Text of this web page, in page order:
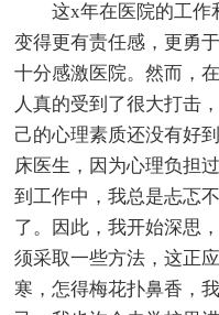
这x年在医院的工作
变得更有责任感，更勇
十分感激医院。然而，
人真的受到了很大打击
己的心理素质还没有好
床医生，因为心理负担
到工作中，我总是忐忑
了。因此，我开始深思
须采取一些方法，这正
寒，怎得梅花扑鼻香，